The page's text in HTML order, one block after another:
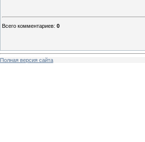
Всего комментариев: 0
Полная версия сайта